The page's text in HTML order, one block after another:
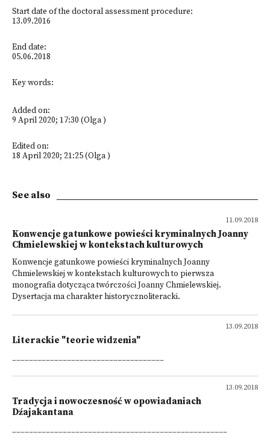
Start date of the doctoral assessment procedure:
13.09.2016
End date:
05.06.2018
Key words:
Added on:
9 April 2020; 17:30 (Olga )
Edited on:
18 April 2020; 21:25 (Olga )
See also
11.09.2018
Konwencje gatunkowe powieści kryminalnych Joanny
Chmielewskiej w kontekstach kulturowych
Konwencje gatunkowe powieści kryminalnych Joanny
Chmielewskiej w kontekstach kulturowych to pierwsza
monografia dotycząca twórczości Joanny Chmielewskiej.
Dysertacja ma charakter historycznoliteracki.
13.09.2018
Literackie "teorie widzenia"
____________________________________
13.09.2018
Tradycja i nowoczesność w opowiadaniach
Dźajakantana
___________________________________________________